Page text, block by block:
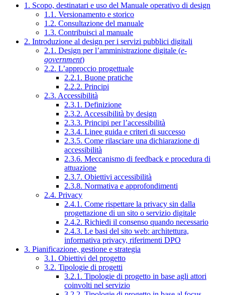
1. Scopo, destinatari e uso del Manuale operativo di design
1.1. Versionamento e storico
1.2. Consultazione del manuale
1.3. Contribuisci al manuale
2. Introduzione al design per i servizi pubblici digitali
2.1. Design per l’amministrazione digitale (e-
government)
2.2. L’approccio progettuale
2.2.1. Buone pratiche
2.2.2. Principi
2.3. Accessibilità
2.3.1. Definizione
2.3.2. Accessibilità by design
2.3.3. Principi per l’accessibilità
2.3.4. Linee guida e criteri di successo
2.3.5. Come rilasciare una dichiarazione di
accessibilità
2.3.6. Meccanismo di feedback e procedura di
attuazione
2.3.7. Obiettivi accessibilità
2.3.8. Normativa e approfondimenti
2.4. Privacy
2.4.1. Come rispettare la privacy sin dalla
progettazione di un sito o servizio digitale
2.4.2. Richiedi il consenso quando necessario
2.4.3. Le basi del sito web: architettura,
informativa privacy, riferimenti DPO
3. Pianificazione, gestione e strategia
3.1. Obiettivi del progetto
3.2. Tipologie di progetti
3.2.1. Tipologie di progetto in base agli attori
coinvolti nel servizio